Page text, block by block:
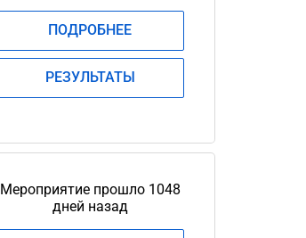
ПОДРОБНЕЕ
РЕЗУЛЬТАТЫ
Мероприятие прошло 1048
дней назад